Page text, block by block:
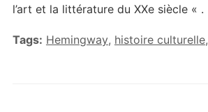
l’art et la littérature du XXe siècle « .
Tags: Hemingway, histoire culturelle,